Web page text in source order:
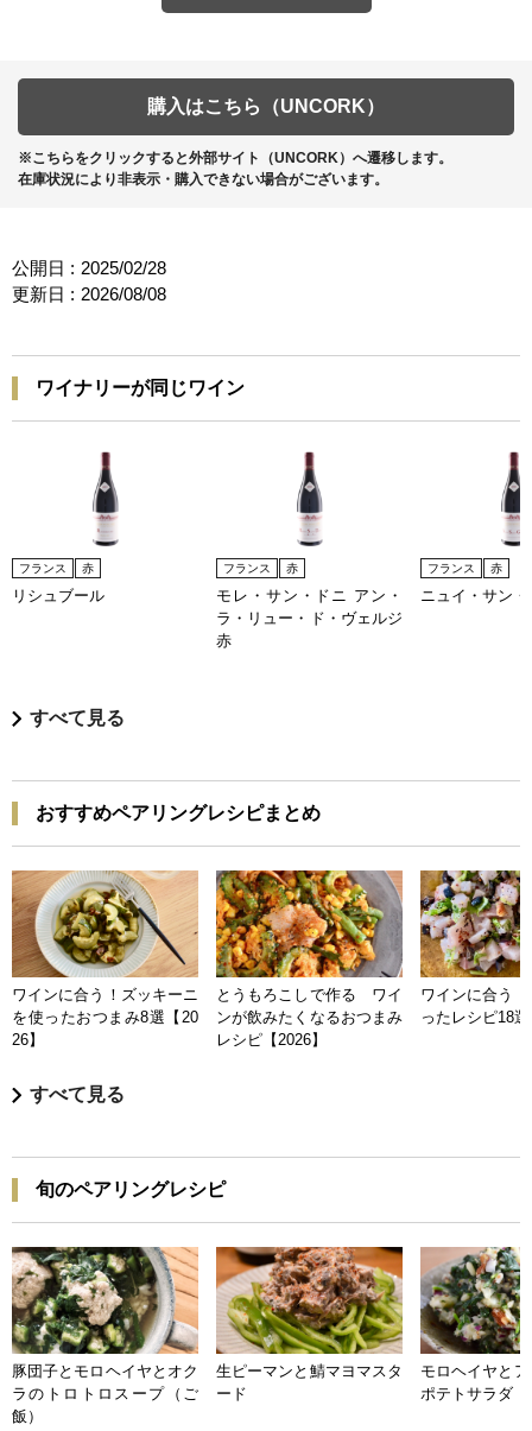
購入はこちら（UNCORK）
※こちらをクリックすると外部サイト（UNCORK）へ遷移します。
在庫状況により非表示・購入できない場合がございます。
公開日 : 2025/02/28
更新日 : 2026/08/08
ワイナリーが同じワイン
フランス 赤
リシュブール
フランス 赤
モレ・サン・ドニ アン・
ラ・リュー・ド・ヴェルジ
赤
フランス 赤
ニュイ・サン
すべて見る
おすすめペアリングレシピまとめ
ワインに合う！ズッキーニ
を使ったおつまみ8選【20
26】
とうもろこしで作る ワイ
ンが飲みたくなるおつまみ
レシピ【2026】
ワインに合う
ったレシピ18
すべて見る
旬のペアリングレシピ
豚団子とモロヘイヤとオク
ラのトロトロスープ（ご
飯）
生ピーマンと鯖マヨマスタ
ード
モロヘイヤと
ポテトサラダ